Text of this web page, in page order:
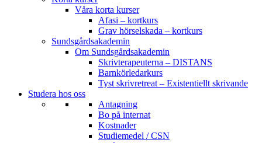
Våra korta kurser
Afasi – kortkurs
Grav hörselskada – kortkurs
Sundsgårdsakademin
Om Sundsgårdsakademin
Skrivterapeuterna – DISTANS
Barnkörledarkurs
Tyst skrivretreat – Existentiellt skrivande
Studera hos oss
Antagning
Bo på internat
Kostnader
Studiemedel / CSN